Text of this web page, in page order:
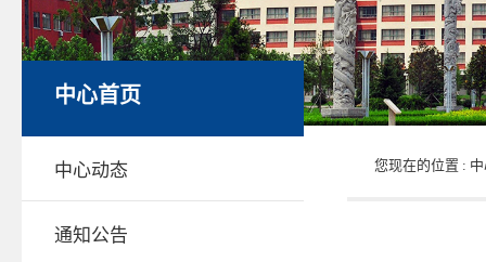
中心首页
中心动态
通知公告
您现在的位置 :